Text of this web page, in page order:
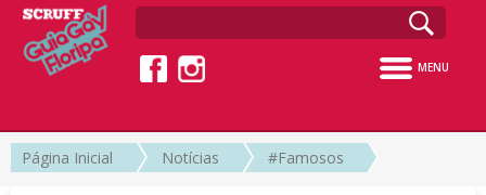
MENU
Página Inicial Notícias #Famosos